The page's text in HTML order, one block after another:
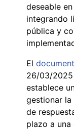
deseable
integrando
pública y
El
26/03/2025
establece
gestionar la
de
plazo a una